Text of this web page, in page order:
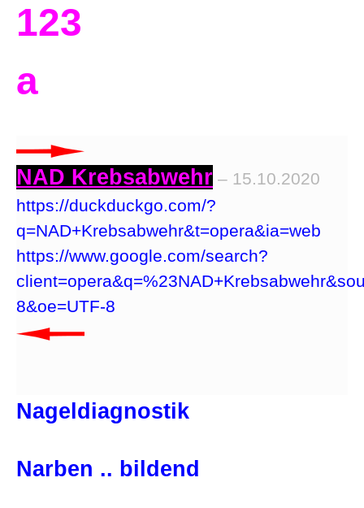
123
a
NAD Krebsabwehr – 15.10.2020
https://duckduckgo.com/?
q=NAD+Krebsabwehr&t=opera&ia=web
https://www.google.com/search?
8&oe=UTF-8
Nageldiagnostik
Narben .. bildend